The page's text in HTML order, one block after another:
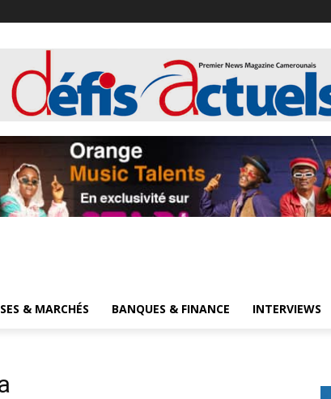
& MARCHÉS BANQUES & FINANCE INTERVIEWS